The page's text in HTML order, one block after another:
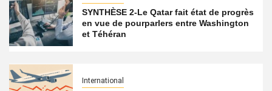
SYNTHÈSE 2-Le Qatar fait état de progrès
en vue de pourparlers entre Washington
et Téhéran
International